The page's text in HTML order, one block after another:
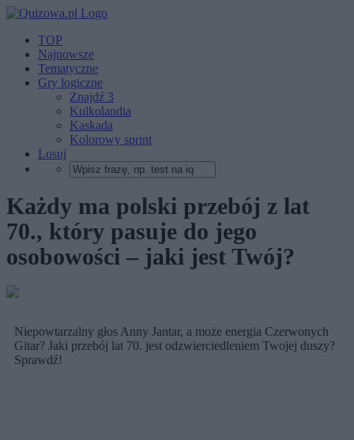
TOP
Najnowsze
Tematyczne
Gry logiczne
Znajdź 3
Kulkolandia
Kaskada
Kolorowy sprint
Losuj
Każdy ma polski przebój z lat
70., który pasuje do jego
osobowości – jaki jest Twój?
Niepowtarzalny głos Anny Jantar, a może energia Czerwonych
Gitar? Jaki przebój lat 70. jest odzwierciedleniem Twojej duszy?
Sprawdź!